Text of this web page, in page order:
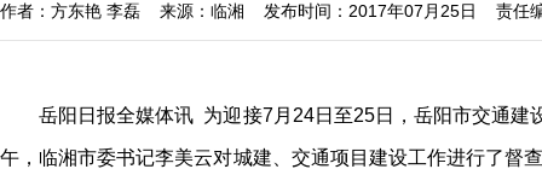
作者：方东艳 李磊 来源：临湘 发布时间：2017年07月25日 责任
岳阳日报全媒体讯 为迎接7月24日至25日 ， 岳阳市交通建
午 ，临湘市委书记李美云对城建、交通项目建设工作进行了督